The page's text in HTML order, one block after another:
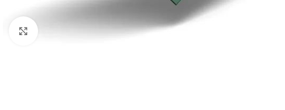
Нажмите, чтобы увеличить